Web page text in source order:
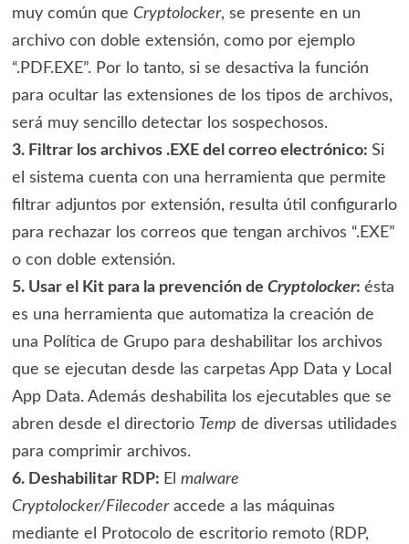
muy común que Cryptolocker, se presente en un
archivo con doble extensión, como por ejemplo
“.PDF.EXE”. Por lo tanto, si se desactiva la función
para ocultar las extensiones de los tipos de archivos,
será muy sencillo detectar los sospechosos.
3. Filtrar los archivos .EXE del correo electrónico: Si
el sistema cuenta con una herramienta que permite
filtrar adjuntos por extensión, resulta útil configurarlo
para rechazar los correos que tengan archivos “.EXE”
o con doble extensión.
5. Usar el Kit para la prevención de Cryptolocker: ésta
es una herramienta que automatiza la creación de
una Política de Grupo para deshabilitar los archivos
que se ejecutan desde las carpetas App Data y Local
App Data. Además deshabilita los ejecutables que se
abren desde el directorio Temp de diversas utilidades
para comprimir archivos.
6. Deshabilitar RDP: El malware
Cryptolocker/Filecoderaccede a las máquinas
mediante el Protocolo de escritorio remoto (RDP,